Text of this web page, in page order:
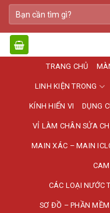
Bỏ
qua
nội
dung
Tìm
kiếm:
TRANG CHỦ
LINH KIỆN TRONG
KÍNH HIỂN VI DỤNG
VỈ LÀM CHÂN SỬA
MAIN XÁC – MAIN
CÁC LOẠI NƯỚC
SƠ ĐỒ – PHẦN